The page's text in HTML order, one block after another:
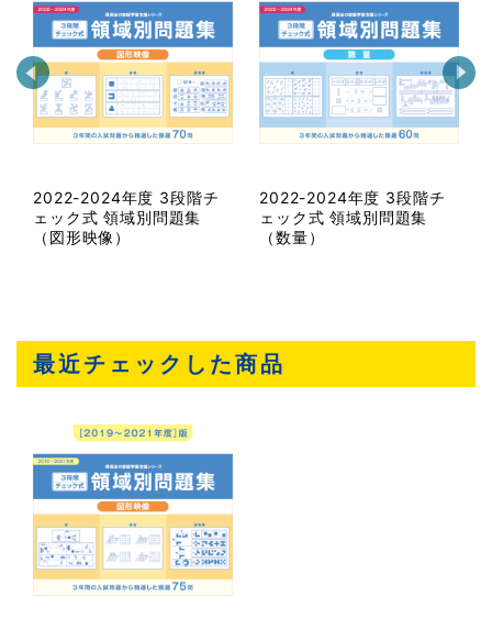
2022-2024年度 3段階チ
ェック式 領域別問題集
（図形映像）
2022-2024年度 3段階チ
ェック式 領域別問題集
（数量）
最近チェックした商品